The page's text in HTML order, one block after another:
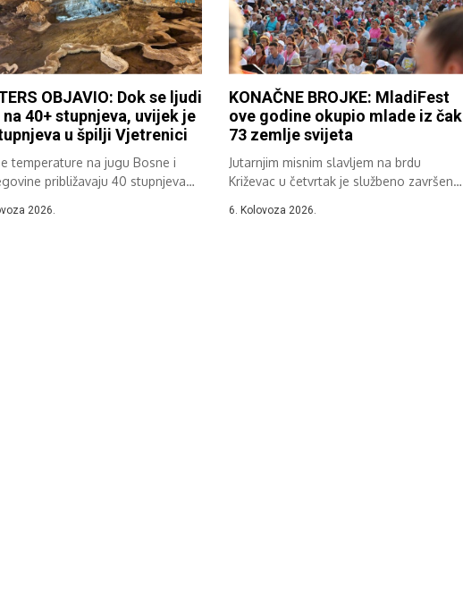
OBJAVIO: Dok se ljudi
na 40+ stupnjeva, uvijek je
u špilji Vjetrenici
temperature na jugu Bosne i
približavaju 40 stupnjeva
2026.
KONAČNE BROJKE: MladiFest
ove godine okupio mlade iz čak
73 zemlje svijeta
Jutarnjim misnim slavljem na brdu
Križevac u četvrtak je službeno završen
6. Kolovoza 2026.